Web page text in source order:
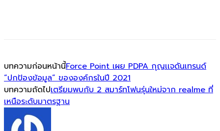
บทความก่อนหน้านี้Force Point เผย PDPA กุญเเจดันเทรนด์
“ปกป้องข้อมูล” ขององค์กรในปี 2021
บทความถัดไปเตรียมพบกับ 2 สมาร์ทโฟนรุ่นใหม่จาก realme ที่
เหนือระดับมาตรฐาน